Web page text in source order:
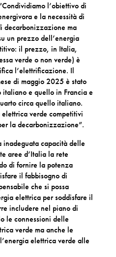
l’obiettivo di
e la necessità di
decarbonizzazione ma
un prezzo dell’energia
il prezzo, in Italia,
verde o non verde) è
l’elettrificazione. Il
di maggio 2025 è stato
e quello in Francia e
circa quello italiano.
verde competitivi
la decarbonizzazione”.
inadeguata capacità delle
aree d’Italia la rete
di fornire la potenza
il fabbisogno di
che si possa
elettrica per soddisfare il
includere nel piano di
le connessioni delle
verde ma anche le
elettrica verde alle